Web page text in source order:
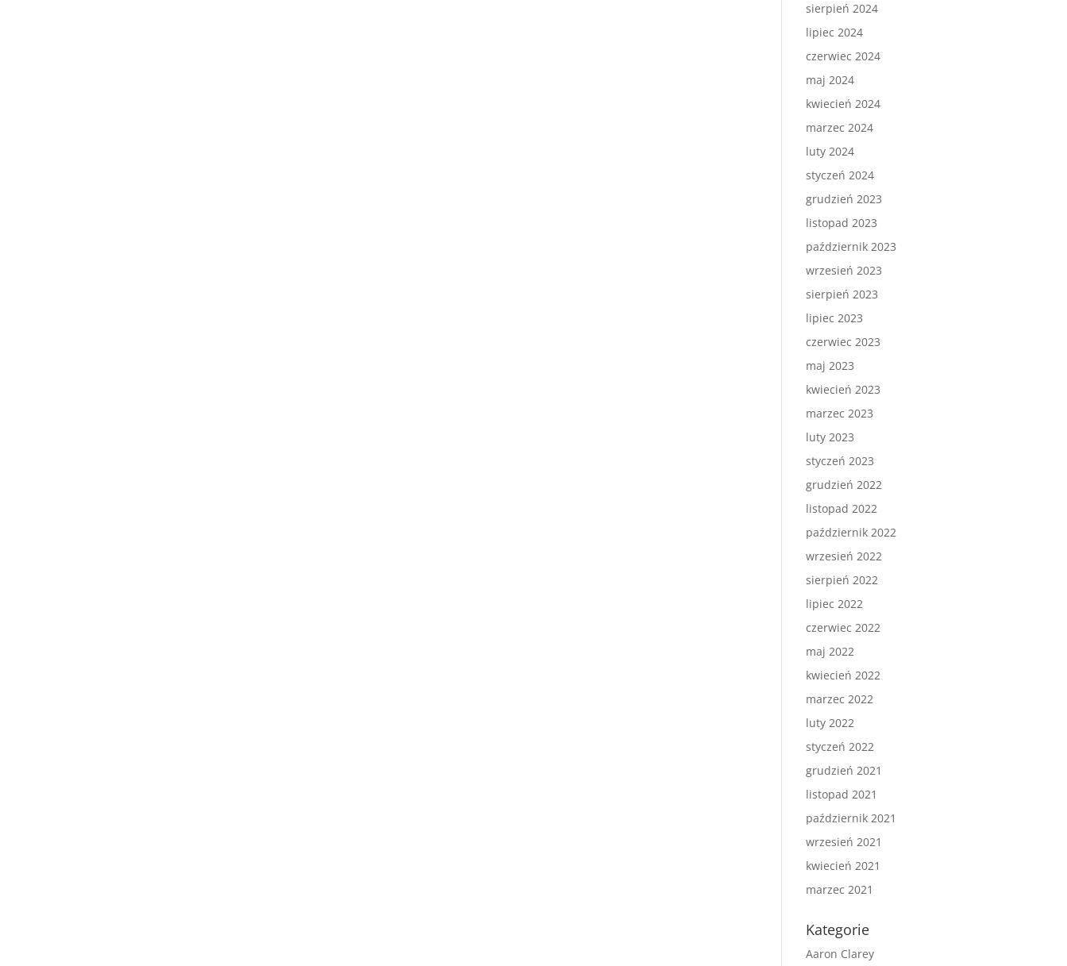
sierpień 2024
lipiec 2024
czerwiec 2024
maj 2024
kwiecień 2024
marzec 2024
luty 2024
styczeń 2024
grudzień 2023
listopad 2023
październik 2023
wrzesień 2023
sierpień 2023
lipiec 2023
czerwiec 2023
maj 2023
kwiecień 2023
marzec 2023
luty 2023
styczeń 2023
grudzień 2022
listopad 2022
październik 2022
wrzesień 2022
sierpień 2022
lipiec 2022
czerwiec 2022
maj 2022
kwiecień 2022
marzec 2022
luty 2022
styczeń 2022
grudzień 2021
listopad 2021
październik 2021
wrzesień 2021
kwiecień 2021
marzec 2021
Kategorie
Aaron Clarey